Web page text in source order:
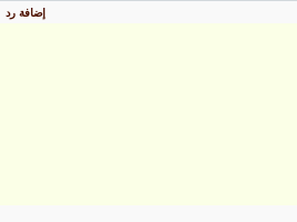
إضافة رد